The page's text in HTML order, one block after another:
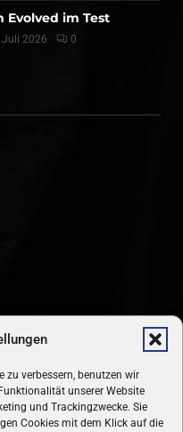
zu verbessern, benutzen wir
unserer Website
und Trackingzwecke. Sie
Cookies mit dem Klick auf die
Evolved im Test
Juli 2026 0